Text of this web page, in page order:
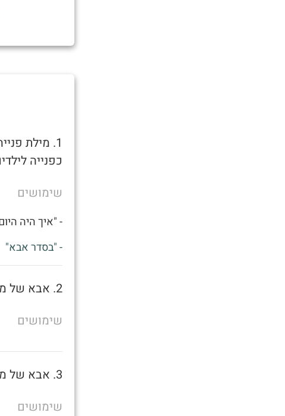
1. מילת
כפנייה
שימושים
- "איך היה
- "בסדר אבא"
2. אבא של מישהו
שימושים
3. אבא של מישהו
שימושים